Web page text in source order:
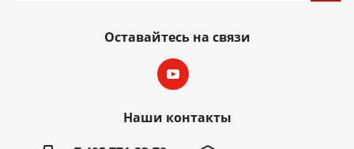
Оставайтесь на связи
Наши контакты